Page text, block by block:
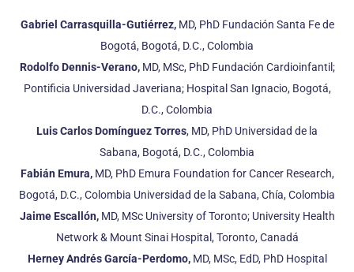
Gabriel Carrasquilla-Gutiérrez,MD, PhD Fundación Santa Fe de
Bogotá, Bogotá, D.C., Colombia
Rodolfo Dennis-Verano,MD, MSc, PhD Fundación Cardioinfantil;
Pontificia Universidad Javeriana; Hospital San Ignacio, Bogotá,
D.C., Colombia
Luis Carlos Domínguez Torres, MD, PhD Universidad de la
Sabana, Bogotá, D.C., Colombia
Fabián Emura,MD, PhD Emura Foundation for Cancer Research,
Bogotá, D.C., Colombia Universidad de la Sabana, Chía, Colombia
Jaime Escallón,MD, MSc University of Toronto; University Health
Network & Mount Sinai Hospital, Toronto, Canadá
Herney Andrés García-Perdomo,MD, MSc, EdD, PhD Hospital